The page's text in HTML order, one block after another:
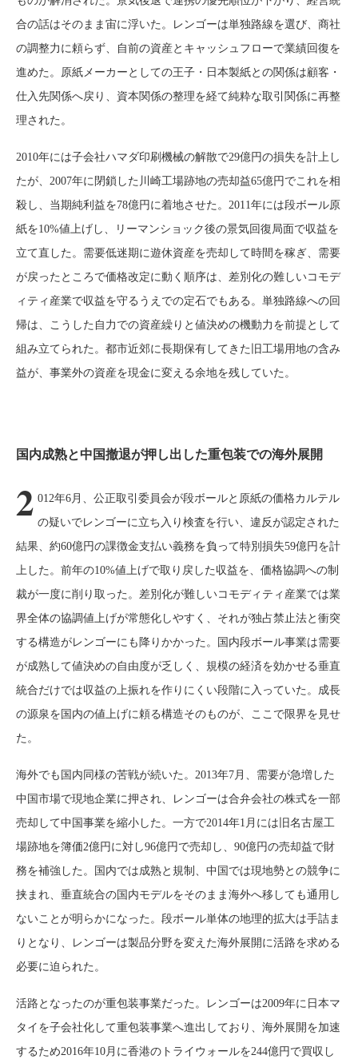
合の話はそのまま宙に浮いた。レンゴーは単独路線を選び、商社
の調整力に頼らず、自前の資産とキャッシュフローで業績回復を
進めた。原紙メーカーとしての王子・日本製紙との関係は顧客・
仕入先関係へ戻り、資本関係の整理を経て純粋な取引関係に再整
理された。
2010年には子会社ハマダ印刷機械の解散で29億円の損失を計上し
たが、2007年に閉鎖した川崎工場跡地の売却益65億円でこれを相
殺し、当期純利益を78億円に着地させた。2011年には段ボール原
紙を10%値上げし、リーマンショック後の景気回復局面で収益を
立て直した。需要低迷期に遊休資産を売却して時間を稼ぎ、需要
が戻ったところで価格改定に動く順序は、差別化の難しいコモデ
ィティ産業で収益を守るうえでの定石でもある。単独路線への回
帰は、こうした自力での資産繰りと値決めの機動力を前提として
組み立てられた。都市近郊に長期保有してきた旧工場用地の含み
益が、事業外の資産を現金に変える余地を残していた。
国内成熟と中国撤退が押し出した重包装での海外展開
2 012年6月、公正取引委員会が段ボールと原紙の価格カルテル
の疑いでレンゴーに立ち入り検査を行い、違反が認定された
結果、約60億円の課徴金支払い義務を負って特別損失59億円を計
上した。前年の10%値上げで取り戻した収益を、価格協調への制
裁が一度に削り取った。差別化が難しいコモディティ産業では業
界全体の協調値上げが常態化しやすく、それが独占禁止法と衝突
する構造がレンゴーにも降りかかった。国内段ボール事業は需要
が成熟して値決めの自由度が乏しく、規模の経済を効かせる垂直
統合だけでは収益の上振れを作りにくい段階に入っていた。成長
の源泉を国内の値上げに頼る構造そのものが、ここで限界を見せ
た。
海外でも国内同様の苦戦が続いた。2013年7月、需要が急増した
中国市場で現地企業に押され、レンゴーは合弁会社の株式を一部
売却して中国事業を縮小した。一方で2014年1月には旧名古屋工
場跡地を簿価2億円に対し96億円で売却し、90億円の売却益で財
務を補強した。国内では成熟と規制、中国では現地勢との競争に
挟まれ、垂直統合の国内モデルをそのまま海外へ移しても通用し
ないことが明らかになった。段ボール単体の地理的拡大は手詰ま
りとなり、レンゴーは製品分野を変えた海外展開に活路を求める
必要に迫られた。
活路となったのが重包装事業だった。レンゴーは2009年に日本マ
タイを子会社化して重包装事業へ進出しており、海外展開を加速
するため2016年10月に香港のトライウォールを244億円で買収し